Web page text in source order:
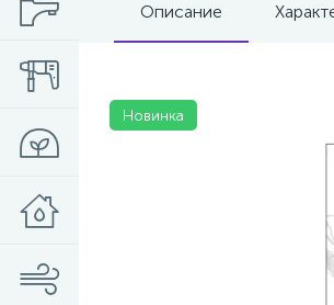
Описание
Новинка